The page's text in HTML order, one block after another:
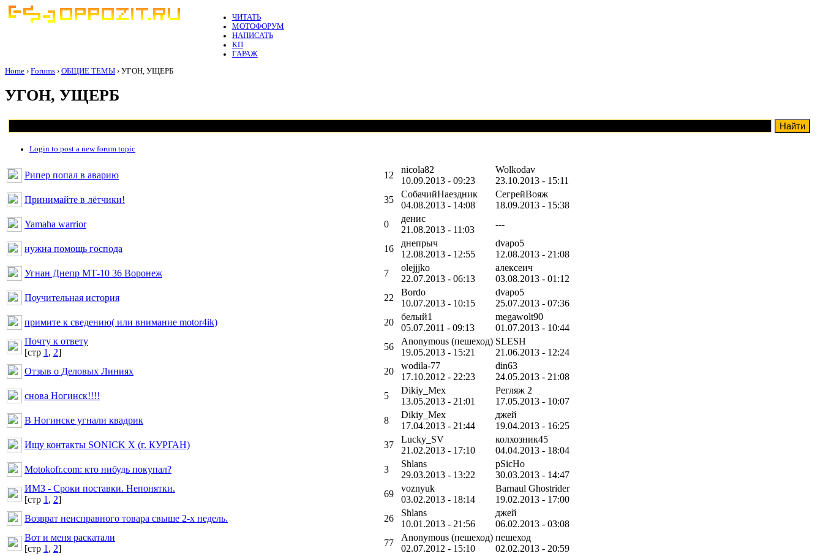
ЧИТАТЬ
МОТОФОРУМ
НАПИСАТЬ
КП
ГАРАЖ
Home › Forums › ОБЩИЕ ТЕМЫ › УГОН, УЩЕРБ
УГОН, УЩЕРБ
Login to post a new forum topic
Рипер попал в аварию 12
nicola82
10.09.2013 - 09:23
Wolkodav
23.10.2013 - 15:11
Принимайте в лётчики!
35
СобачийНаездник
04.08.2013 - 14:08
СегрейВояж
18.09.2013 - 15:38
Yamaha warrior
0
денис
21.08.2013 - 11:03
---
нужна помощь господа 16
днепрыч
12.08.2013 - 12:55
dvapo5
12.08.2013 - 21:08
Угнан Днепр МТ-10 36 Воронеж
7
olejjjko
22.07.2013 - 06:13
алексеич
03.08.2013 - 01:12
Поучительная история
22
Bordo
10.07.2013 - 10:15
dvapo5
25.07.2013 - 07:36
примите к сведению( или внимание motor4ik)
20
белый1
05.07.2011 - 09:13
megawolt90
01.07.2013 - 10:44
Почту к ответу
[cтр 1, 2]
56
Anonymous (пешеход)
19.05.2013 - 15:21
SLESH
21.06.2013 - 12:24
Отзыв о Деловых Линиях
20
wodila-77
17.10.2012 - 22:23
din63
24.05.2013 - 21:08
снова Ногинск!!!!
5
Dikiy_Mex
13.05.2013 - 21:01
Регляж 2
17.05.2013 - 10:07
В Ногинске угнали квадрик
8
Dikiy_Mex
17.04.2013 - 21:44
джей
19.04.2013 - 16:25
Ищу контакты SONICK X (г. КУРГАН)
37
Lucky_SV
21.02.2013 - 17:10
колхозник45
04.04.2013 - 18:04
Motokofr.com: кто нибудь покупал?
3
Shlans
29.03.2013 - 13:22
pSicHo
30.03.2013 - 14:47
ИМЗ - Сроки поставки. Непонятки.
[cтр 1, 2]
69
voznyuk
03.02.2013 - 18:14
Barnaul Ghostrider
19.02.2013 - 17:00
Возврат неисправного товара свыше 2-х недель.
26
Shlans
10.01.2013 - 21:56
джей
06.02.2013 - 03:08
Вот и меня раскатали
[cтр 1, 2]
77
Anonymous (пешеход)
02.07.2012 - 15:10
пешеход
02.02.2013 - 20:59